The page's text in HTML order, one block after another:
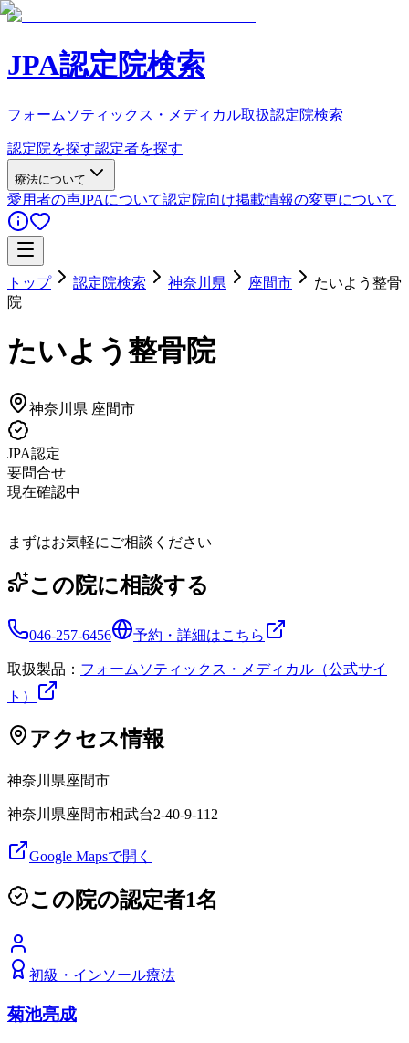
JPA認定院検索
フォームソティックス・メディカル取扱認定院検索
認定院を探す認定者を探す
療法について
愛用者の声JPAについて認定院向け掲載情報の変更について
トップ 認定院検索 神奈川県 座間市
たいよう整骨
院
たいよう整骨院
神奈川県 座間市
JPA認定
要問合せ
現在確認中
まずはお気軽にご相談ください
この院に相談する
046-257-6456 予約・詳細はこちら
取扱製品： フォームソティックス・メディカル（公式サイ
ト）
アクセス情報
神奈川県座間市
神奈川県座間市相武台2-40-9-112
Google Mapsで開く
この院の認定者1名
初級 ・ インソール療法
菊池亮成